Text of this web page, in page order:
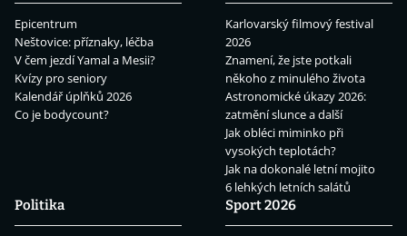
Epicentrum
Neštovice: příznaky, léčba
V čem jezdí Yamal a Mesii?
Kvízy pro seniory
Kalendář úplňků 2026
Co je bodycount?
Karlovarský filmový festival
2026
Znamení, že jste potkali
někoho z minulého života
Astronomické úkazy 2026:
zatmění slunce a další
Jak obléci miminko při
vysokých teplotách?
Jak na dokonalé letní mojito
6 lehkých letních salátů
Politika
Sport 2026